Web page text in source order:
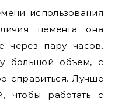
использования
цемента она
через пару часов.
большой объем, с
справиться. Лучше
чтобы работать с